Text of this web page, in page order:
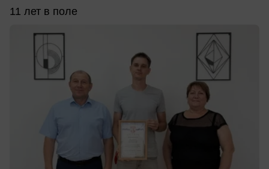
11 лет в поле